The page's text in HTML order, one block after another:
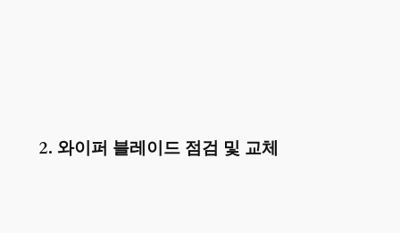
2. 와이퍼 블레이드 점검 및 교체